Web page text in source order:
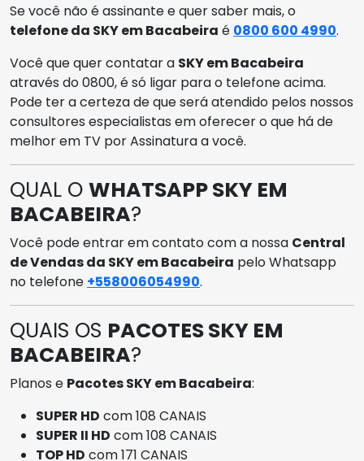
Se você não é assinante e quer saber mais, o
telefone da SKY em Bacabeira é 0800 600 4990.
Você que quer contatar a SKY em Bacabeira
através do 0800, é só ligar para o telefone acima.
Pode ter a certeza de que será atendido pelos nossos
consultores especialistas em oferecer o que há de
melhor em TV por Assinatura a você.
QUAL O WHATSAPP SKY EM
BACABEIRA?
Você pode entrar em contato com a nossa Central
de Vendas da SKY em Bacabeira pelo Whatsapp
no telefone +558006054990.
QUAIS OS PACOTES SKY EM
BACABEIRA?
Planos e Pacotes SKY em Bacabeira:
SUPER HD com 108 CANAIS
SUPER II HD com 108 CANAIS
TOP HD com 171 CANAIS